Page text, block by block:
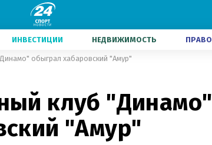
ИНВЕСТИЦИИ НЕДВИЖИМОСТЬ ПРАВО
обыграл хабаровский "Амур"
клуб "Динамо"
"Амур"